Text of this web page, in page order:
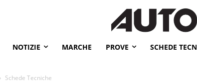
NOTIZIE MARCHE PROVE SCHEDE
Schede Tecniche